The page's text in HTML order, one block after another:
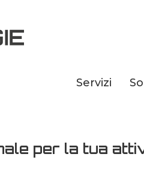
Servizi
per la tua